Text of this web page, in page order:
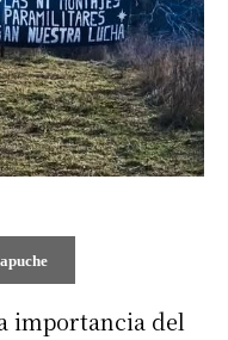
importancia del